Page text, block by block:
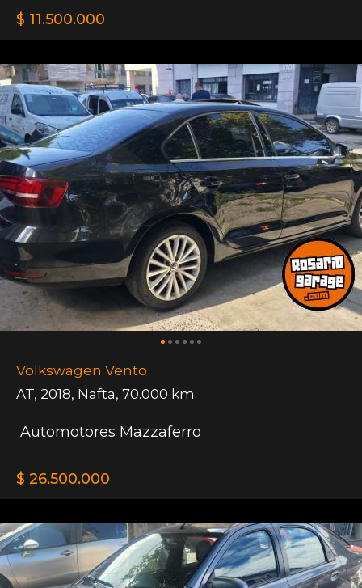
$ 11.500.000
Volkswagen Vento
AT, 2018, Nafta, 70.000 km.
Automotores Mazzaferro
$ 26.500.000